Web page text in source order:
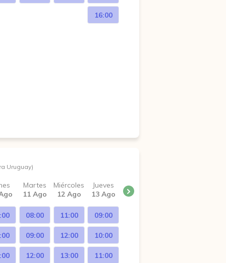
16:00
Uruguay)
Martes
11 Ago
08:00
09:00
12:00
Miércoles
12 Ago
11:00
12:00
13:00
Jueves
13 Ago
09:00
10:00
11:00